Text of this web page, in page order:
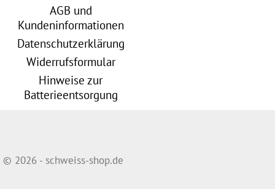
AGB und
Kundeninformationen
Datenschutzerklärung
Widerrufsformular
Hinweise zur
Batterieentsorgung
© 2026 - schweiss-shop.de